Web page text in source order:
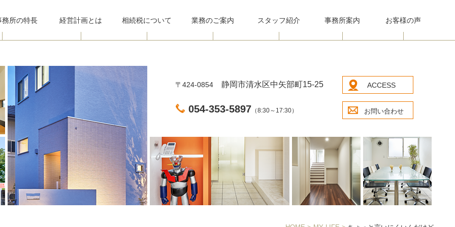
務所の特長 経営計画とは 相続税について 業務のご案内 スタッフ紹介 事務所案内 お客様の声
〒424-0854 静岡市清水区中矢部町15-25 ACCESS
054-353-5897 （8:30～17:30） お問い合わせ